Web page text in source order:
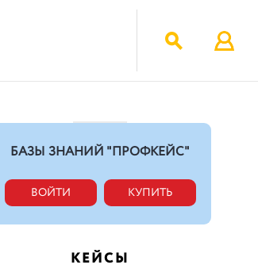
БАЗЫ ЗНАНИЙ "ПРОФКЕЙС"
ВОЙТИ КУПИТЬ
КЕЙСЫ